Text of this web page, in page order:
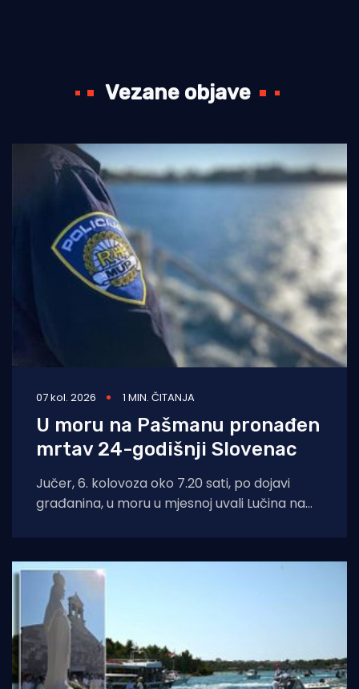
Vezane objave
07 kol. 2026 1 MIN. ČITANJA
U moru na Pašmanu pronađen
mrtav 24-godišnji Slovenac
Jučer, 6. kolovoza oko 7.20 sati, po dojavi
građanina, u moru u mjesnoj uvali Lučina na